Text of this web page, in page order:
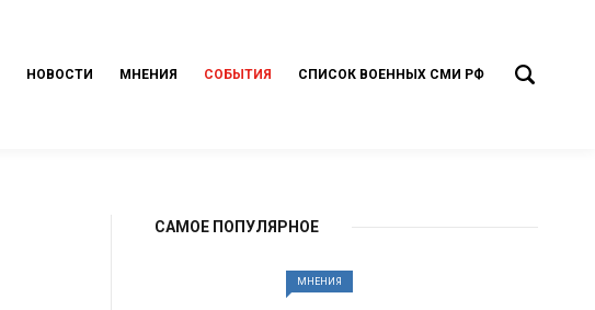
НОВОСТИ МНЕНИЯ СОБЫТИЯ СПИСОК ВОЕННЫХ СМИ РФ
САМОЕ ПОПУЛЯРНОЕ
МНЕНИЯ